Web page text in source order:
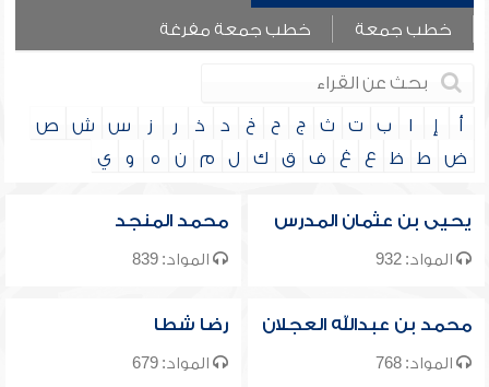
خطب جمعة خطب جمعة مفرغة
أ إ ا ب ت ث ج ح خ د ذ ر ز س ش
ص
ض
ط ظ ع غ ف ق ك ل م ن ه و ي
يحيى بن عثمان المدرس
المواد: 932
محمد المنجد
المواد: 839
محمد بن عبدالله العجلان
المواد: 768
رضا شطا
المواد: 679